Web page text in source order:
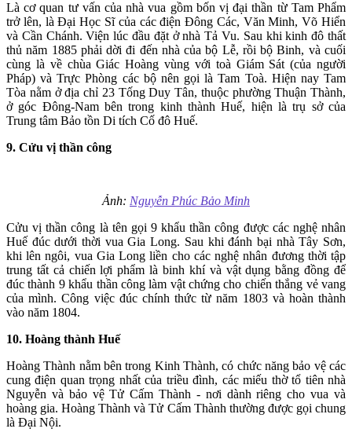
Là cơ quan tư vấn của nhà vua gồm bốn vị đại thần từ Tam Phẩm
trở lên, là Đại Học Sĩ của các điện Đông Các, Văn Minh, Võ Hiển
và Cần Chánh. Viện lúc đầu đặt ở nhà Tả Vu. Sau khi kinh đô thất
thủ năm 1885 phải dời đi đến nhà của bộ Lễ, rồi bộ Binh, và cuối
cùng là về chùa Giác Hoàng vùng với toà Giám Sát (của người
Pháp) và Trực Phòng các bộ nên gọi là Tam Toà. Hiện nay Tam
Tòa nằm ở địa chỉ 23 Tống Duy Tân, thuộc phường Thuận Thành,
ở góc Đông-Nam bên trong kinh thành Huế, hiện là trụ sở của
Trung tâm Bảo tồn Di tích Cố đô Huế.
9. Cửu vị thần công
Ảnh: Nguyễn Phúc Bảo Minh
Cửu vị thần công là tên gọi 9 khẩu thần công được các nghệ nhân
Huế đúc dưới thời vua Gia Long. Sau khi đánh bại nhà Tây Sơn,
khi lên ngôi, vua Gia Long liền cho các nghệ nhân đương thời tập
trung tất cả chiến lợi phẩm là binh khí và vật dụng bằng đồng để
đúc thành 9 khẩu thần công làm vật chứng cho chiến thắng vẻ vang
của mình. Công việc đúc chính thức từ năm 1803 và hoàn thành
vào năm 1804.
10. Hoàng thành Huế
Hoàng Thành nằm bên trong Kinh Thành, có chức năng bảo vệ các
cung điện quan trọng nhất của triều đình, các miếu thờ tổ tiên nhà
Nguyễn và bảo vệ Tử Cấm Thành - nơi dành riêng cho vua và
hoàng gia. Hoàng Thành và Tử Cấm Thành thường được gọi chung
là Đại Nội.